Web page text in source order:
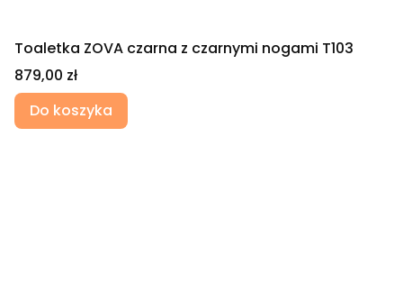
Toaletka ZOVA czarna z czarnymi nogami T103
Cena
879,00 zł
Do koszyka